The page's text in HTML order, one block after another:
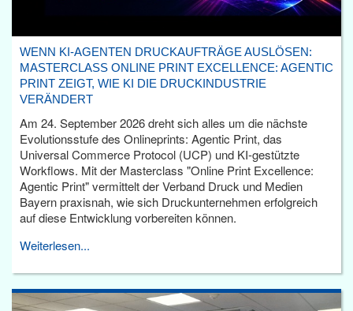
WENN KI-AGENTEN DRUCKAUFTRÄGE AUSLÖSEN:
MASTERCLASS ONLINE PRINT EXCELLENCE: AGENTIC
PRINT ZEIGT, WIE KI DIE DRUCKINDUSTRIE
VERÄNDERT
Am 24. September 2026 dreht sich alles um die nächste
Evolutionsstufe des Onlineprints: Agentic Print, das
Universal Commerce Protocol (UCP) und KI-gestützte
Workflows. Mit der Masterclass "Online Print Excellence:
Agentic Print" vermittelt der Verband Druck und Medien
Bayern praxisnah, wie sich Druckunternehmen erfolgreich
auf diese Entwicklung vorbereiten können.
Weiterlesen...